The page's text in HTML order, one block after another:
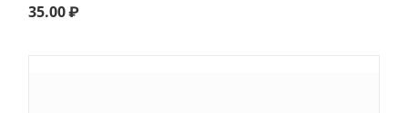
35.00₽